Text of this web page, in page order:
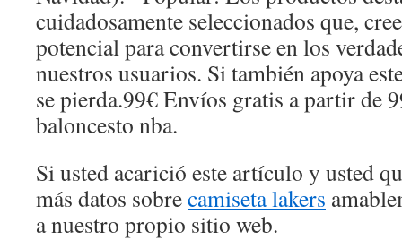
cuidadosamente seleccionados que,
potencial para convertirse en los
nuestros usuarios. Si también apoya
se pierda.99€ Envíos gratis a partir de
baloncesto nba.
Si usted acarició este artículo y usted
más datos sobrecamiseta lakers
a nuestro propio sitio web.